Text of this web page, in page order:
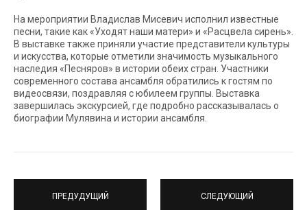
На мероприятии Владислав Мисевич исполнил известные
песни, такие как «Уходят наши матери» и «Расцвела сирень».
В выставке также приняли участие представители культуры
и искусства, которые отметили значимость музыкального
наследия «Песняров» в истории обеих стран. Участники
современного состава ансамбля обратились к гостям по
видеосвязи, поздравляя с юбилеем группы. Выставка
завершилась экскурсией, где подробно рассказывалась о
биографии Мулявина и истории ансамбля.
ПРЕДУДУЩИЙ СЛЕДУЮЩИЙ